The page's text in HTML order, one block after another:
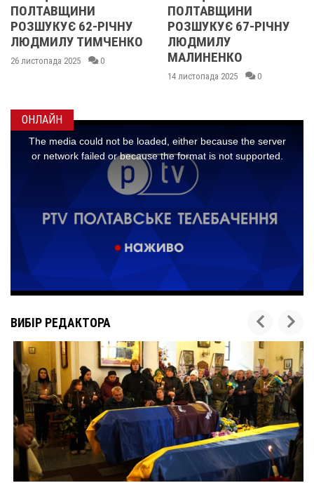
ПОЛТАВЩИНИ
РОЗШУКУЄ 67-РІЧНУ
ЛЮДМИЛУ
МАЛИНЕНКО
ОБЛАСТІ
РОЗШУКУЮТЬ
РІЧНУ ЗОЮ
14 листопада 2025
ОНЛАЙН
ВИБІР РЕДАКТОРА